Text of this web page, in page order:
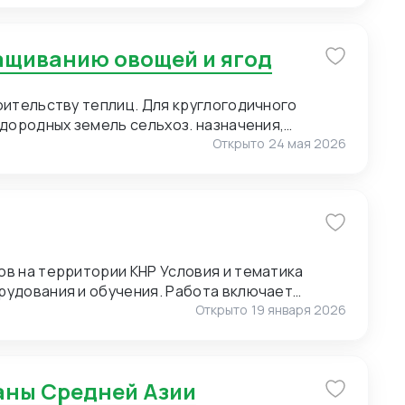
объемы. Возможно, нужен розничный
ассортимент пряжи. 4. Упаковка.
– премиальный. Широкие
овощей и ягод
теплиц. Для круглогодичного
земель сельхоз. назначения,
Открыто 24 мая 2026
КНР Условия и тематика
и обучения. Работа включает
и экскурсиях. Требуются переводчики для
проживание, питание и
Открыто 19 января 2026
Средней Азии